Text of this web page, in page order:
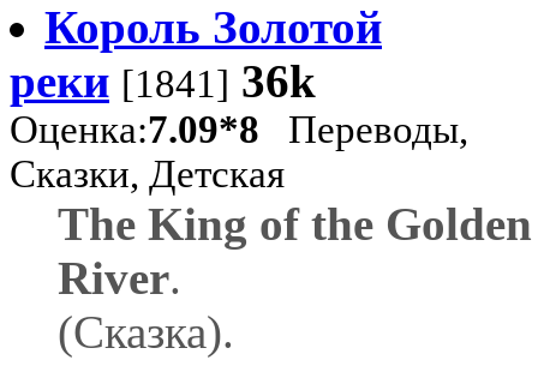
Король Золотой
реки [1841] 36k
Оценка:7.09*8 Переводы,
Сказки, Детская
The King of the Golden
River.
(Сказка).